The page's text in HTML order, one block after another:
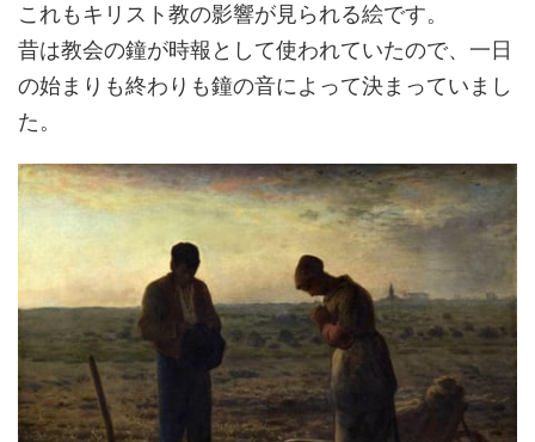
これもキリスト教の影響が見られる絵です。
昔は教会の鐘が時報として使われていたので、一日
の始まりも終わりも鐘の音によって決まっていまし
た。